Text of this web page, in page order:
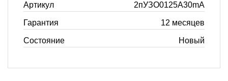
Артикул 2пУЗО0125A30mA
Гарантия 12 месяцев
Состояние Новый